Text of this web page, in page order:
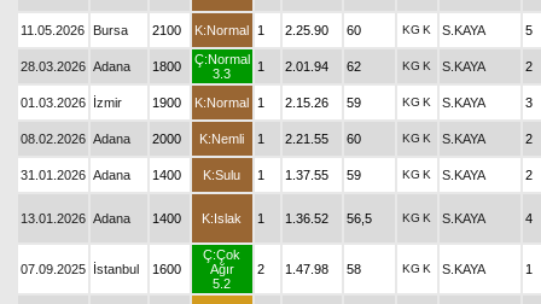
11.05.2026 Bursa 2100 K:Normal 1 2.25.90 60 KG K S.KAYA 5
28.03.2026 Adana 1800
Ç:Normal
3.3
1 2.01.94 62 KG K S.KAYA 2
01.03.2026 İzmir 1900 K:Normal 1 2.15.26 59 KG K S.KAYA 3
08.02.2026 Adana 2000 K:Nemli 1 2.21.55 60 KG K S.KAYA 2
31.01.2026 Adana 1400 K:Sulu 1 1.37.55 59 KG K S.KAYA 2
13.01.2026 Adana 1400 K:Islak 1 1.36.52 56,5 KG K S.KAYA 4
07.09.2025 İstanbul 1600
Ç:Çok
Ağır
5.2
2 1.47.98 58 KG K S.KAYA 1